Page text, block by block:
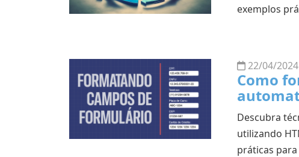
exemplos
22/04/2024
Como
Descubra
utilizando
práticas